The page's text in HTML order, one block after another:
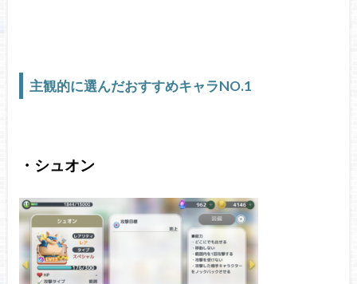
主観的に選んだおすすめキャラNO.1
・シュオン